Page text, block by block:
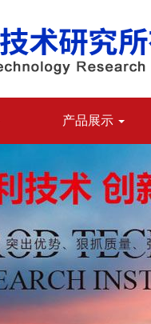
产品展示